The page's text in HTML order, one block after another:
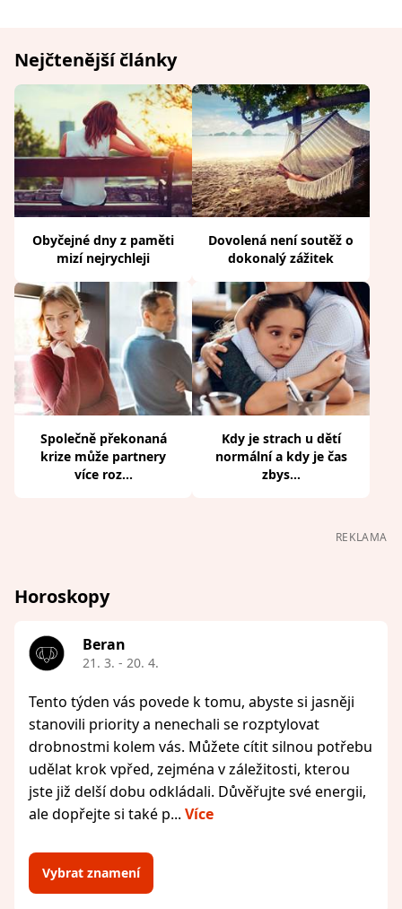
Nejčtenější články
Obyčejné dny z paměti
mizí nejrychleji
Dovolená není soutěž o
dokonalý zážitek
Společně překonaná
krize může partnery
více roz...
Kdy je strach u dětí
normální a kdy je čas
zbys...
REKLAMA
Horoskopy
Beran
21. 3. - 20. 4.
Tento týden vás povede k tomu, abyste si jasněji
stanovili priority a nenechali se rozptylovat
drobnostmi kolem vás. Můžete cítit silnou potřebu
udělat krok vpřed, zejména v záležitosti, kterou
jste již delší dobu odkládali. Důvěřujte své energii,
ale dopřejte si také p... Více
Vybrat znamení